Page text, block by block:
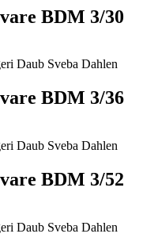
BDM 3/30
BDM 3/36
BDM 3/52